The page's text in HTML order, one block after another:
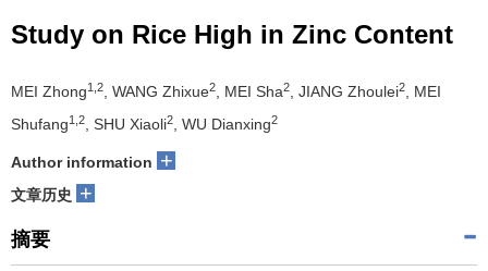
Study on Rice High in Zinc Content
MEI Zhong1,2 , WANG Zhixue2 , MEI Sha2 , JIANG Zhoulei2
, MEI
Shufang1,2 , SHU Xiaoli2 , WU Dianxing2
Author information +
文章历史 +
摘要